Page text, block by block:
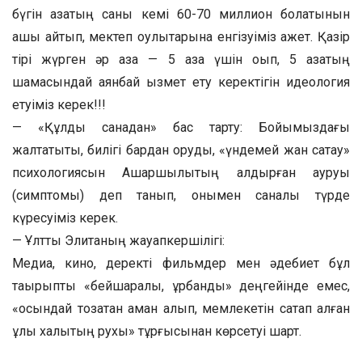
бүгін қазақтың саны кемі 60-70 миллион болатынын
ашық айтып, мектеп оқулықтарына енгізуіміз қажет. Қазір
тірі жүрген әр қазақ — 5 қазақ үшін оқып, 5 қазақтың
шамасындай аянбай қызмет ету керектігін идеология
етуіміз керек!!!
— «Құлдық санадан» бас тарту: Бойымыздағы
жалтақтықты, билігі бардан қорқуды, «үндемей жан сақтау»
психологиясын Ашаршылықтың қалдырған ауруы
(симптомы) деп танып, онымен саналы түрде
күресуіміз керек.
— Ұлттық Элитаның жауапкершілігі:
Медиа, кино, деректі фильмдер мен әдебиет бұл
тақырыпты «бейшаралық, құрбандық» деңгейінде емес,
«осындай тозақтан аман қалып, мемлекетін сақтап қалған
ұлы халықтың рухы» тұрғысынан көрсетуі шарт.